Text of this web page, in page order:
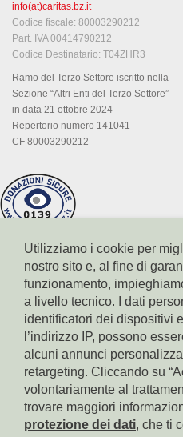
info(at)caritas.bz.it
Codice fiscale: 80003290212
Part. IVA 00414790212
Codice Destinatario: T04ZHR3
Ramo del Terzo Settore iscritto nella
Sezione “Altri Enti del Terzo Settore”
in data 21 ottobre 2024 –
Repertorio numero 141041
CF 80003290212
Conto corrente Cassa di Risparmio
IBAN:
BIC: CRBZIT2B001
Conto corrente Intesa Sanpaolo
IBAN: IT18B0306911619000006000065
BIC: BCITITMM
Utilizziamo i cookie per
nostro sito e, al fine di
funzionamento,
a livello tecnico. I dati
identificatori dei dispositivi
l’indirizzo IP, possono
alcuni annunci
retargeting. Cliccando su
volontariamente al
trovare maggiori
protezione dei dati, che ti